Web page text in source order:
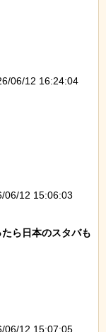
06/12 16:24:04
06/12 15:06:03
ら日本のスタバも
06/12 15:07:05